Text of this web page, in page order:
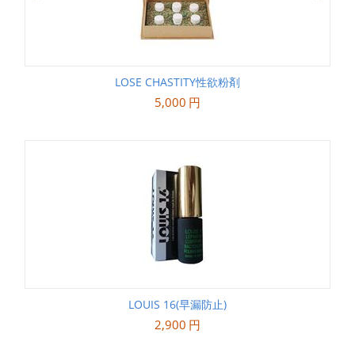
LOSE CHASTITY性欲粉剤
5,000 円
LOUIS 16(早漏防止)
2,900 円